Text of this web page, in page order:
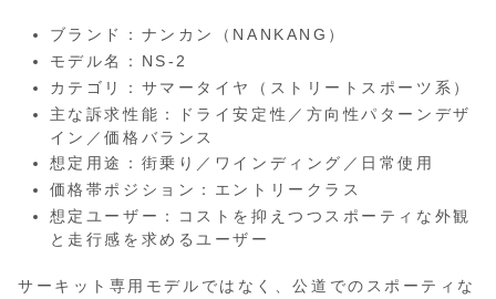
ブランド：ナンカン（NANKANG）
モデル名：NS-2
カテゴリ：サマータイヤ（ストリートスポーツ系）
主な訴求性能：ドライ安定性／方向性パターンデザ
イン／価格バランス
想定用途：街乗り／ワインディング／日常使用
価格帯ポジション：エントリークラス
想定ユーザー：コストを抑えつつスポーティな外観
と走行感を求めるユーザー
サーキット専用モデルではなく、公道でのスポーティな